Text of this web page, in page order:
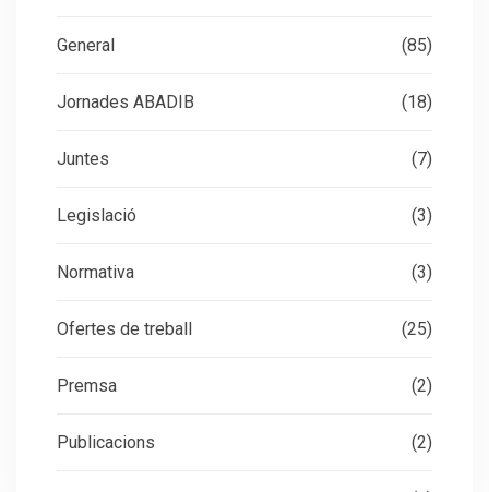
General (85)
Jornades ABADIB (18)
Juntes (7)
Legislació (3)
Normativa (3)
Ofertes de treball (25)
Premsa (2)
Publicacions (2)